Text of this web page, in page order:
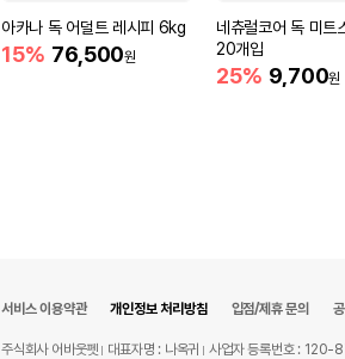
아카나 독 어덜트 레시피 6kg
15% 76,500원
네츄럴코어 독 미트
20개입
25% 9,700원
서비스 이용약관 개인정보 처리방침 입점/제휴 문의
주식회사 어바웃펫 대표자명 : 나옥귀 사업자 등록번호 :